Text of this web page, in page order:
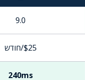
9.0
$25/חודש
240ms